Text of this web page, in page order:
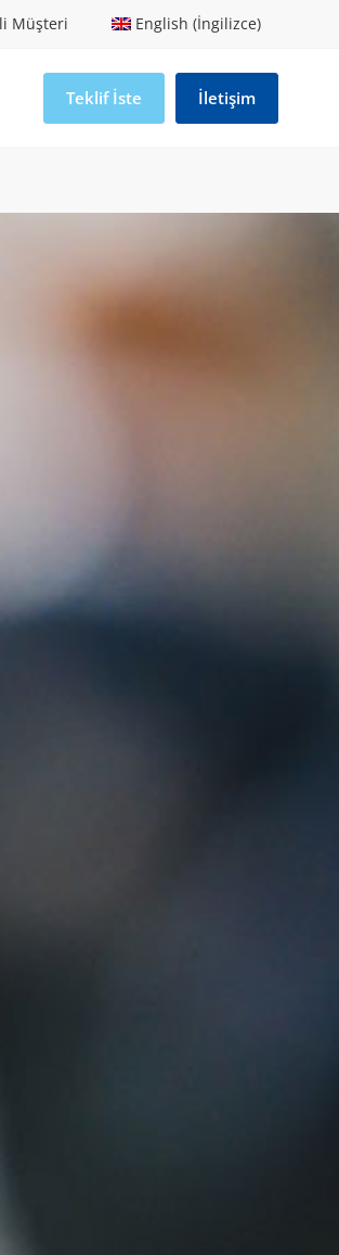
Müşteri English (İngilizce)
Teklif İste İletişim